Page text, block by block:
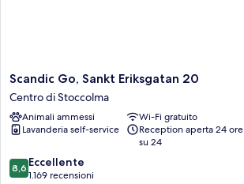
Scandic
Go,
Sankt
Eriksgatan
20
di
Stoccolma
Scandic Go, Sankt Eriksgatan 20
Centro di Stoccolma
Animali ammessi
Wi-Fi gratuito
Lavanderia self-service
Reception aperta 24 ore
su 24
8.6
su
8,6 Eccellente
1.169 recensioni